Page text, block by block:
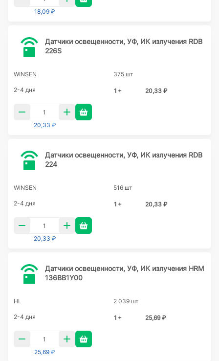
18,09 ₽
Датчики освещенности, УФ, ИК излучения RDB
226S
WINSEN 375 шт
2-4 дня 1 + 20,33 ₽
20,33 ₽
Датчики освещенности, УФ, ИК излучения RDB
224
WINSEN 516 шт
2-4 дня 1 + 20,33 ₽
20,33 ₽
Датчики освещенности, УФ, ИК излучения HRM
136BB1Y00
HL 2 039 шт
2-4 дня 1 + 25,69 ₽
25,69 ₽